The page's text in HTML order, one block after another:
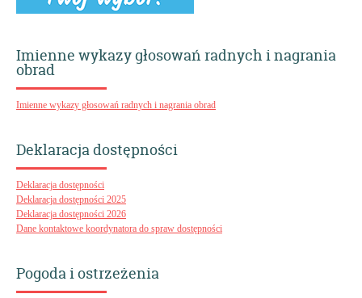
Imienne wykazy głosowań radnych i nagrania
obrad
Imienne wykazy głosowań radnych i nagrania obrad
Deklaracja dostępności
Deklaracja dostępności
Deklaracja dostępności 2025
Deklaracja dostępności 2026
Dane kontaktowe koordynatora do spraw dostępności
Pogoda i ostrzeżenia